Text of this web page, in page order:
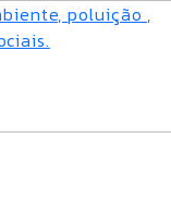
poluição ,